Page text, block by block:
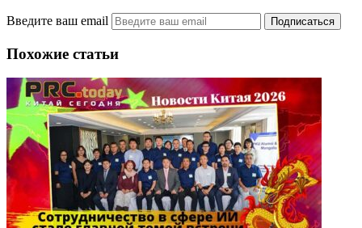
Введите ваш email
Похожие статьи